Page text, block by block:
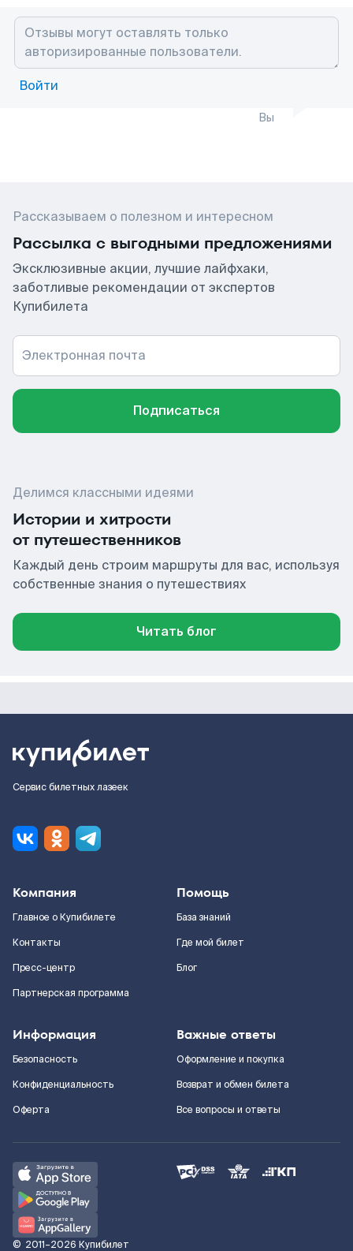
Войти
Вы
Рассказываем о полезном и интересном
Рассылка с выгодными предложениями
Эксклюзивные акции, лучшие лайфхаки,
заботливые рекомендации от экспертов
Купибилета
Электронная почта
Подписаться
Делимся классными идеями
Истории и хитрости
от путешественников
Каждый день строим маршруты для вас, используя
собственные знания о путешествиях
Читать блог
Сервис билетных лазеек
Компания
Главное о Купибилете
Контакты
Пресс-центр
Партнерская программа
Помощь
База знаний
Где мой билет
Блог
Информация
Безопасность
Конфиденциальность
Оферта
Важные ответы
Оформление и покупка
Возврат и обмен билета
Все вопросы и ответы
© 2011–2026 Купибилет